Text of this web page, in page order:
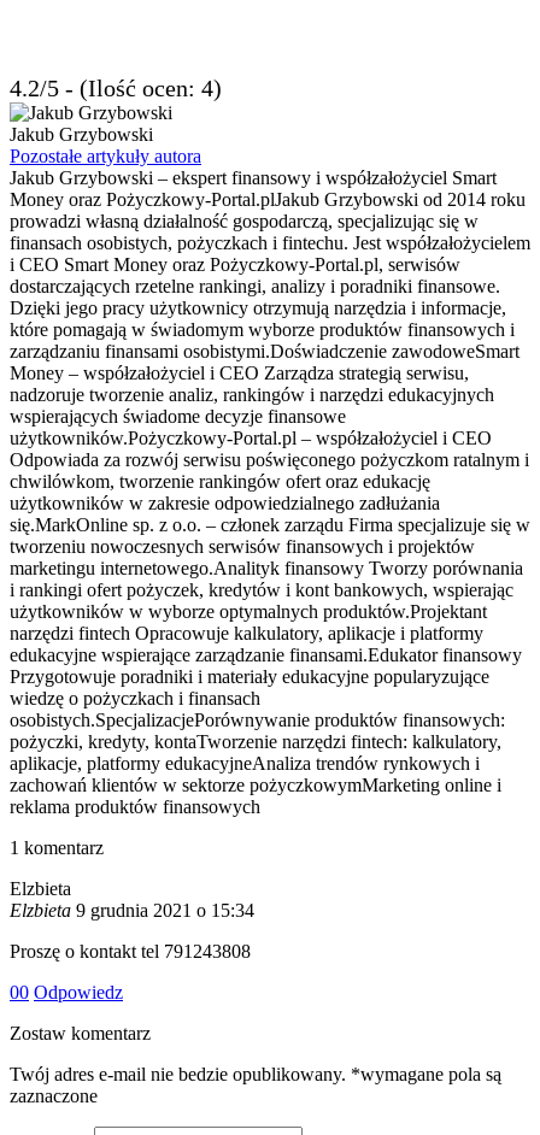
4.2/5 - (Ilość ocen: 4)
Jakub Grzybowski
Pozostałe artykuły autora
Jakub Grzybowski – ekspert finansowy i współzałożyciel Smart
Money oraz Pożyczkowy-Portal.plJakub Grzybowski od 2014 roku
prowadzi własną działalność gospodarczą, specjalizując się w
finansach osobistych, pożyczkach i fintechu. Jest współzałożycielem
i CEO Smart Money oraz Pożyczkowy-Portal.pl, serwisów
dostarczających rzetelne rankingi, analizy i poradniki finansowe.
Dzięki jego pracy użytkownicy otrzymują narzędzia i informacje,
które pomagają w świadomym wyborze produktów finansowych i
zarządzaniu finansami osobistymi.Doświadczenie zawodoweSmart
Money – współzałożyciel i CEO Zarządza strategią serwisu,
nadzoruje tworzenie analiz, rankingów i narzędzi edukacyjnych
wspierających świadome decyzje finansowe
użytkowników.Pożyczkowy-Portal.pl – współzałożyciel i CEO
Odpowiada za rozwój serwisu poświęconego pożyczkom ratalnym i
chwilówkom, tworzenie rankingów ofert oraz edukację
użytkowników w zakresie odpowiedzialnego zadłużania
się.MarkOnline sp. z o.o. – członek zarządu Firma specjalizuje się w
tworzeniu nowoczesnych serwisów finansowych i projektów
marketingu internetowego.Analityk finansowy Tworzy porównania
i rankingi ofert pożyczek, kredytów i kont bankowych, wspierając
użytkowników w wyborze optymalnych produktów.Projektant
narzędzi fintech Opracowuje kalkulatory, aplikacje i platformy
edukacyjne wspierające zarządzanie finansami.Edukator finansowy
Przygotowuje poradniki i materiały edukacyjne popularyzujące
wiedzę o pożyczkach i finansach
osobistych.SpecjalizacjePorównywanie produktów finansowych:
pożyczki, kredyty, kontaTworzenie narzędzi fintech: kalkulatory,
aplikacje, platformy edukacyjneAnaliza trendów rynkowych i
zachowań klientów w sektorze pożyczkowymMarketing online i
reklama produktów finansowych
1 komentarz
Elzbieta
Elzbieta 9 grudnia 2021 o 15:34
Proszę o kontakt tel 791243808
00 Odpowiedz
Zostaw komentarz
Twój adres e-mail nie bedzie opublikowany. *wymagane pola są
zaznaczone